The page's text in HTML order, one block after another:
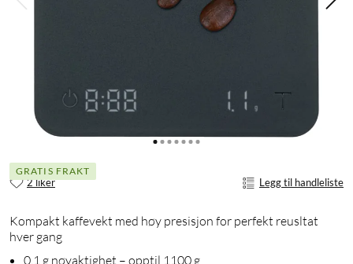
GRATIS FRAKT
2 liker Legg til handleliste
Kompakt kaffevekt med høy presisjon for perfekt reusltat
hver gang
0,1 g nøyaktighet – opptil 1100 g